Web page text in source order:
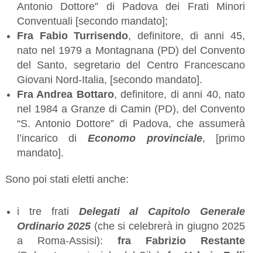
Antonio Dottore” di Padova dei Frati Minori
Conventuali [secondo mandato];
Fra Fabio Turrisendo, definitore, di anni 45,
nato nel 1979 a Montagnana (PD) del Convento
del Santo, segretario del Centro Francescano
Giovani Nord-Italia, [secondo mandato].
Fra Andrea Bottaro, definitore, di anni 40, nato
nel 1984 a Granze di Camin (PD), del Convento
“S. Antonio Dottore” di Padova, che assumerà
l’incarico di Economo provinciale, [primo
mandato].
Sono poi stati eletti anche:
i tre frati Delegati al Capitolo Generale
Ordinario 2025 (che si celebrerà in giugno 2025
a Roma-Assisi): fra Fabrizio Restante